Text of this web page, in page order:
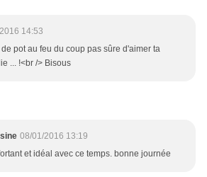
14:53
de pot au feu du coup pas sûre d'aimer ta
... !<br /> Bisous
08/01/2016 13:19
et idéal avec ce temps. bonne journée